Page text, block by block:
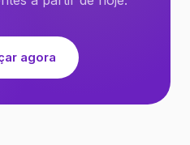
agora